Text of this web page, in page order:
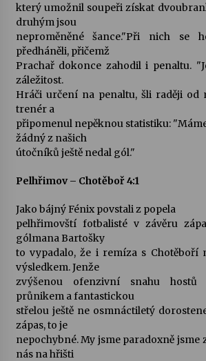
Petr Adamec – Malovaný
30. 6. 2026
který umožnil soupeři získat
druhým jsou
neproměněné šance."Při nich se
předháněli, přičemž
Prachař dokonce zahodil i penaltu.
záležitost.
Hráči určení na penaltu, šli raději od
trenér a
připomenul nepěknou statistiku:
žádný z našich
útočníků ještě nedal gól."
Pelhřimov – Chotěboř 4:1
Jako bájný Fénix povstali z popela
pelhřimovští fotbalisté v závěru
gólmana Bartošky
to vypadalo, že i remíza s Chotěboří
výsledkem. Jenže
zvýšenou ofenzivní snahu hostů
průnikem a fantastickou
střelou ještě ne osmnáctiletý
zápas, to je
nepochybné. My jsme paradoxně jsme
nás na hřišti